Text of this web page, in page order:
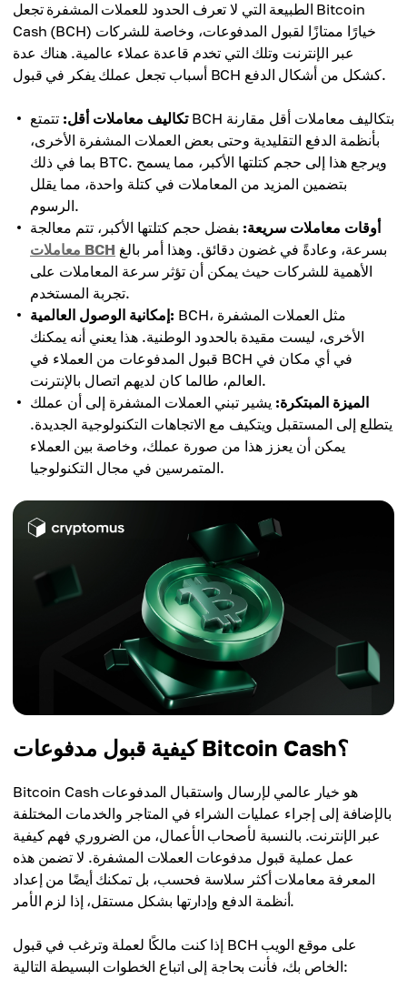
الطبيعة التي لا تعرف الحدود للعملات المشفرة تجعل Bitcoin
Cash (BCH) خيارًا ممتازًا لقبول المدفوعات، وخاصة للشركات
عبر الإنترنت وتلك التي تخدم قاعدة عملاء عالمية. هناك عدة
أسباب تجعل عملك يفكر في قبول BCH كشكل من أشكال الدفع.
تكاليف معاملات أقل: تتمتع BCH بتكاليف معاملات أقل مقارنة
بأنظمة الدفع التقليدية وحتى بعض العملات المشفرة الأخرى،
بما في ذلك BTC. ويرجع هذا إلى حجم كتلتها الأكبر، مما يسمح
بتضمين المزيد من المعاملات في كتلة واحدة، مما يقلل
الرسوم.
أوقات معاملات سريعة: بفضل حجم كتلتها الأكبر، تتم معالجة
معاملات BCH
الأهمية للشركات حيث يمكن أن تؤثر سرعة المعاملات على
تجربة المستخدم.
إمكانية الوصول العالمية: BCH، مثل العملات المشفرة
الأخرى، ليست مقيدة بالحدود الوطنية. هذا يعني أنه يمكنك
قبول المدفوعات من العملاء في BCH في أي مكان في
العالم، طالما كان لديهم اتصال بالإنترنت.
الميزة المبتكرة: يشير تبني العملات المشفرة إلى أن عملك
يتطلع إلى المستقبل ويتكيف مع الاتجاهات التكنولوجية الجديدة.
يمكن أن يعزز هذا من صورة عملك، وخاصة بين العملاء
المتمرسين في مجال التكنولوجيا.
كيفية قبول مدفوعات Bitcoin Cash؟
Bitcoin Cash هو خيار عالمي لإرسال واستقبال المدفوعات
بالإضافة إلى إجراء عمليات الشراء في المتاجر والخدمات المختلفة
عبر الإنترنت. بالنسبة لأصحاب الأعمال، من الضروري فهم كيفية
عمل عملية قبول مدفوعات العملات المشفرة. لا تضمن هذه
المعرفة معاملات أكثر سلاسة فحسب، بل تمكنك أيضًا من إعداد
أنظمة الدفع وإدارتها بشكل مستقل، إذا لزم الأمر.
إذا كنت مالكًا لعملة وترغب في قبول BCH على موقع الويب
الخاص بك، فأنت بحاجة إلى اتباع الخطوات البسيطة التالية: